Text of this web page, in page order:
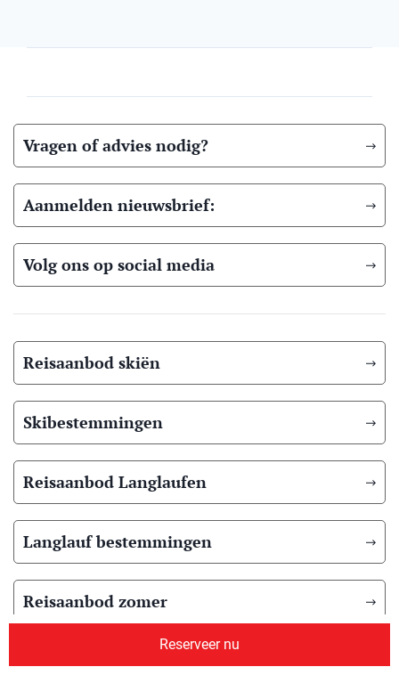
Reserveer nu
Vragen of advies nodig?
Aanmelden nieuwsbrief:
Volg ons op social media
Reisaanbod skiën
Skibestemmingen
Reisaanbod Langlaufen
Langlauf bestemmingen
Reisaanbod zomer
Overig reisaanbod